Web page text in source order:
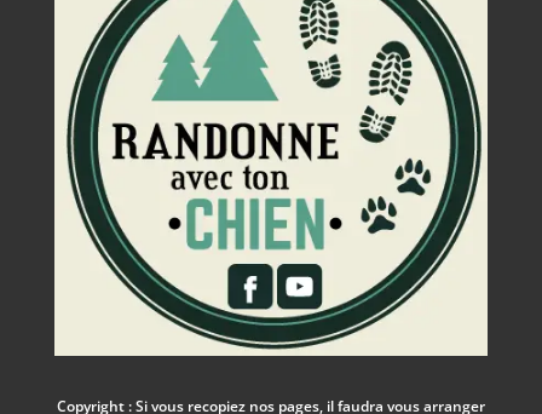
Copyright : Si vous recopiez nos pages, il faudra vous arranger